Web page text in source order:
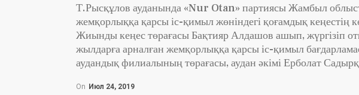
Т.Рысқұлов ауданында «Nur Otan» партиясы Жамбыл
жемқорлыққа қарсы іс-қимыл жөніндегі қоғамдық кеңестің
Жиынды кеңес төрағасы Бақтияр Алдашов ашып, жүргізіп
жылдарға арналған жемқорлыққа қарсы іс-қимыл
аудандық филиалының төрағасы, аудан әкімі Ерболат
On Июл 24, 2019